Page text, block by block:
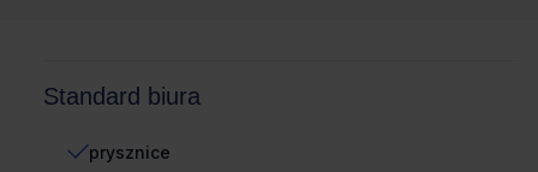
Standard biura
prysznice